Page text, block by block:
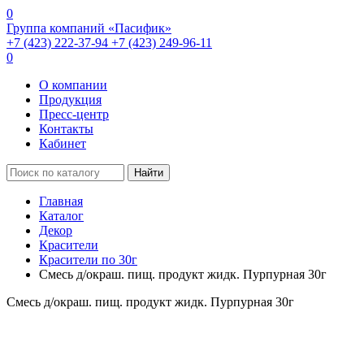
0
Группа компаний «Пасифик»
+7 (423) 222-37-94 +7 (423) 249-96-11
0
О компании
Продукция
Пресс-центр
Контакты
Кабинет
Найти
Главная
Каталог
Декор
Красители
Красители по 30г
Смесь д/окраш. пищ. продукт жидк. Пурпурная 30г
Смесь д/окраш. пищ. продукт жидк. Пурпурная 30г